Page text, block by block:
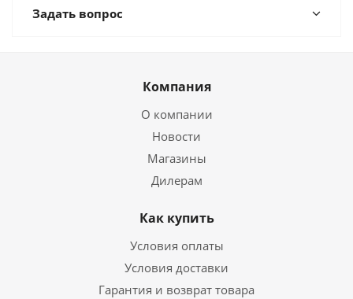
Задать вопрос
Компания
О компании
Новости
Магазины
Дилерам
Как купить
Условия оплаты
Условия доставки
Гарантия и возврат товара